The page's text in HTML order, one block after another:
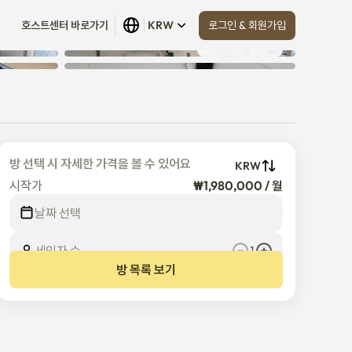
호스트센터 바로가기 KRW 로그인 & 회원가입
모두 보기 (27)
방 선택 시 자세한 가격을 볼 수 있어요 KRW
시작가
₩1,980,000 / 월
날짜 선택
세입자 수
1
방 목록 보기